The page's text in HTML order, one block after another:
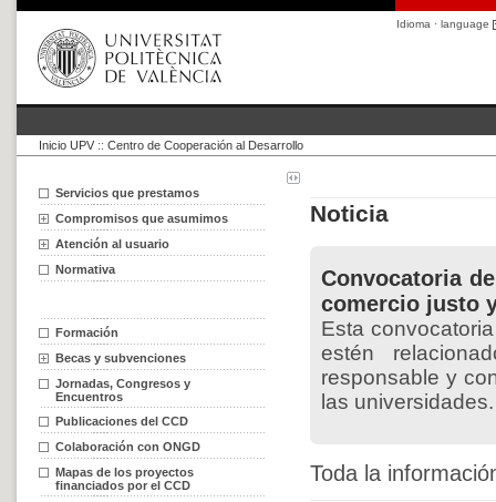
Idioma · language
Inicio UPV :: Centro de Cooperación al Desarrollo
Servicios que prestamos
Compromisos que asumimos
Atención al usuario
Normativa
Formación
Becas y subvenciones
Jornadas, Congresos y
Encuentros
Publicaciones del CCD
Colaboración con ONGD
Mapas de los proyectos
financiados por el CCD
Noticia
Convocatoria
comercio justo
Esta
estén
responsable y
las universidades.
Toda la